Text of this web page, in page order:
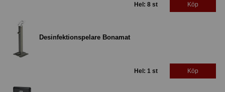
Hel: 8 st Köp
Desinfektionspelare Bonamat
Hel: 1 st Köp